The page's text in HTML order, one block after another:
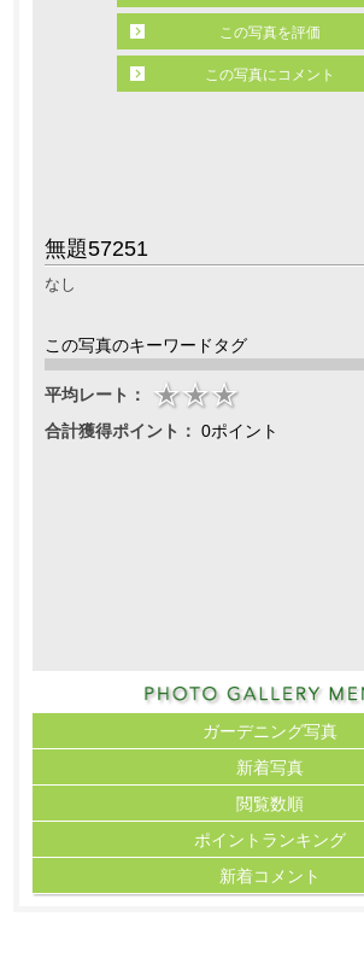
無題57251
なし
この写真のキーワードタグ
平均レート：
合計獲得ポイント： 0ポイント
この写真を評価
この写真にコメント
ガーデニング写真
新着写真
閲覧数順
ポイント ランキング
新着コメント